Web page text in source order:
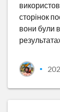
сторінок
вони були
•